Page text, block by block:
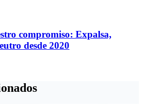
compromiso: Expalsa,
desde 2020